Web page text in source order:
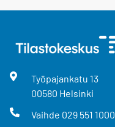
Työpajankatu 13
00580 Helsinki
Vaihde 029 551 1000